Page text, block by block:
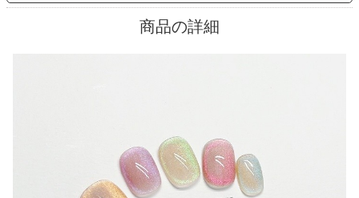
商品の詳細